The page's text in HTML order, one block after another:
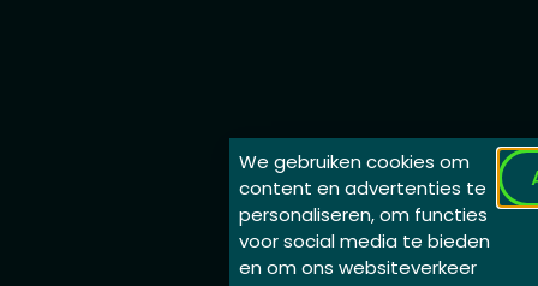
We gebruiken cookies om
content en advertenties te
personaliseren, om functies
voor social media te bieden
en om ons websiteverkeer